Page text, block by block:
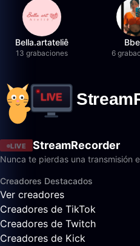
Bella.artateliê
13 grabaciones 6
LIVE StreamRecorder
Nunca te pierdas una transmisión
Creadores Destacados
Ver creadores
Creadores de TikTok
Creadores de Twitch
Creadores de Kick